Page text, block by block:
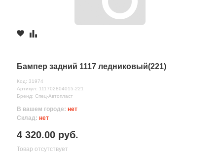
Бампер задний 1117 ледниковый(221)
Код: 31974
Артикул: 111702804015-221
Бренд: Спец-Автопласт
В вашем городе: нет
Склад: нет
4 320.00 руб.
Товар отсутствует